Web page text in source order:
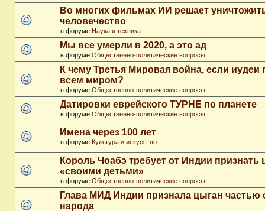
Во многих фильмах ИИ решает
человечество
в форуме Наука и техника
Мы все умерли в 2020, а это ад
в форуме Общественно-политические вопросы
К чему Третья Мировая война, если иудеи
всем миром?
в форуме Общественно-политические вопросы
Датировки еврейского ТУРНЕ по планете
в форуме Общественно-политические вопросы
Имена через 100 лет
в форуме Культура и искусство
Король Чоабэ требует от Индии признать
«своими детьми»
в форуме Общественно-политические вопросы
Глава МИД Индии признала цыган частью
народа